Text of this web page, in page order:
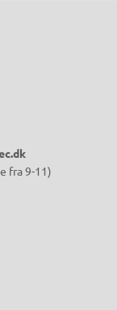
fra 9-11)